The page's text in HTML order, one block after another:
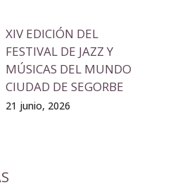
XIV EDICIÓN DEL
FESTIVAL DE JAZZ Y
MÚSICAS DEL MUNDO
CIUDAD DE SEGORBE
21 junio, 2026